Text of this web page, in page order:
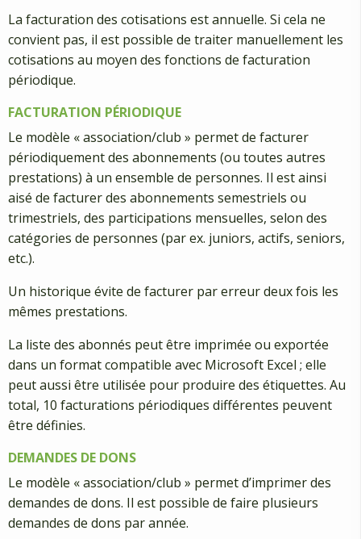
La facturation des cotisations est annuelle. Si cela ne
convient pas, il est possible de traiter manuellement les
cotisations au moyen des fonctions de facturation
périodique.
FACTURATION PÉRIODIQUE
Le modèle « association/club » permet de facturer
périodiquement des abonnements (ou toutes autres
prestations) à un ensemble de personnes. Il est ainsi
aisé de facturer des abonnements semestriels ou
trimestriels, des participations mensuelles, selon des
catégories de personnes (par ex. juniors, actifs, seniors,
etc.).
Un historique évite de facturer par erreur deux fois les
mêmes prestations.
La liste des abonnés peut être imprimée ou exportée
dans un format compatible avec Microsoft Excel ; elle
peut aussi être utilisée pour produire des étiquettes. Au
total, 10 facturations périodiques différentes peuvent
être définies.
DEMANDES DE DONS
Le modèle « association/club » permet d’imprimer des
demandes de dons. Il est possible de faire plusieurs
demandes de dons par année.